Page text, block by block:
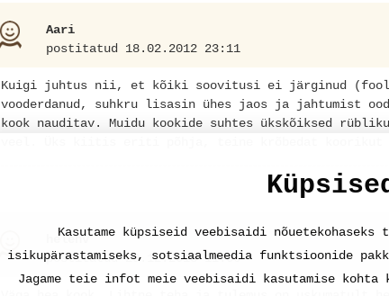
Aari
postitatud 18.02.2012 23:11
Kuigi juhtus nii, et kõiki soovitusi ei järginud
vooderdanud, suhkru lisasin ühes jaos ja jahtumist
kook nauditav. Muidu kookide suhtes ükskõiksed
helenv
postitatud 29.12.2018 11:06
Kasutame küpsiseid veebisaidi
isikupärastamiseks, sotsiaalmeedia funktsioonide
Jagame teie infot meie veebisaidi kasutamise